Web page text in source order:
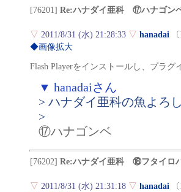
[76201] Re:ハナダイ亜科 ⑰ハナゴン
▽ 2011/8/31 (水) 21:28:33 ▽ hanadai 〔
◆画像拡大
Flash Playerをインストールし、プラ
▼ hanadaiさん
> ハナダイ亜科の魚よろ
>
⑰ハナゴンベ
[76202] Re:ハナダイ亜科 ⑱フタイロ
▽ 2011/8/31 (水) 21:31:18 ▽ hanadai 〔